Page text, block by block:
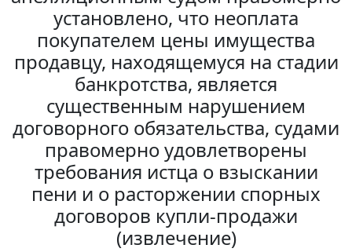
установлено, что неоплата
покупателем цены имущества
продавцу, находящемуся на стадии
банкротства, является
существенным нарушением
договорного обязательства, судами
правомерно удовлетворены
требования истца о взыскании
пени и о расторжении спорных
договоров купли-продажи
(извлечение)